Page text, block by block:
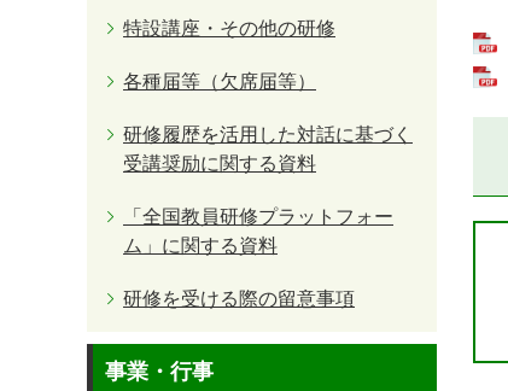
特設講座・その他の研修
各種届等（欠席届等）
研修履歴を活用した対話に基づく
受講奨励に関する資料
「全国教員研修プラットフォー
ム」に関する資料
研修を受ける際の留意事項
事業・行事